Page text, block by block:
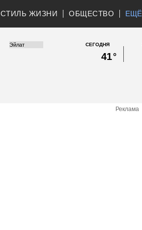
СТИЛЬ ЖИЗНИ ОБЩЕСТВО ЕЩЁ
СЕГОДНЯ
41°
Реклама